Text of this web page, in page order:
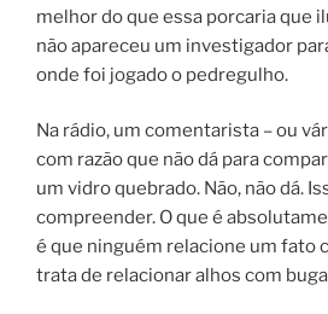
melhor do que essa porcaria que
não apareceu um investigador
onde foi jogado o pedregulho.
Na rádio, um comentarista – ou
com razão que não dá para
um vidro quebrado. Não, não dá.
compreender. O que é
é que ninguém relacione um fato
trata de relacionar alhos com